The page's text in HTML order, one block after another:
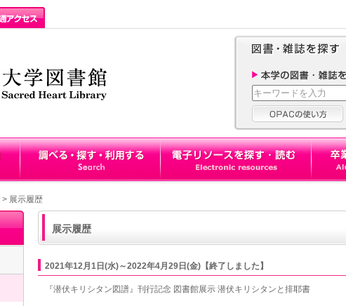
> 展示履歴
展示履歴
2021年12月1日(水)～2022年4月29日(金)【終了しました】
『潜伏キリシタン図譜』刊行記念 図書館展示 潜伏キリシタンと排耶書